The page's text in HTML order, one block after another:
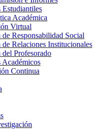
Académica
Virtual
Responsabilidad Social
Relaciones Institucionales
Profesorado
Continua